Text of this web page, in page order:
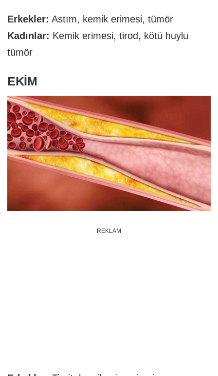
Erkekler: Astım, kemik erimesi, tümör
Kadınlar: Kemik erimesi, tirod, kötü huylu
tümör
EKIM
REKLAM